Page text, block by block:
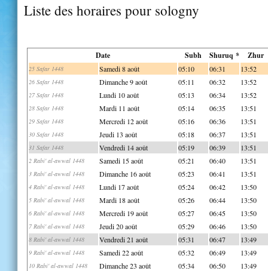
Liste des horaires pour sologny
Date Subh Shuruq * Zhur
25 Safar 1448 Samedi 8 août 05:10 06:31 13:52
26 Safar 1448 Dimanche 9 août 05:11 06:32 13:52
27 Safar 1448 Lundi 10 août 05:13 06:34 13:52
28 Safar 1448 Mardi 11 août 05:14 06:35 13:51
29 Safar 1448 Mercredi 12 août 05:16 06:36 13:51
30 Safar 1448 Jeudi 13 août 05:18 06:37 13:51
31 Safar 1448 Vendredi 14 août 05:19 06:39 13:51
2 Rabi' al-awwal 1448 Samedi 15 août 05:21 06:40 13:51
3 Rabi' al-awwal 1448 Dimanche 16 août 05:23 06:41 13:51
4 Rabi' al-awwal 1448 Lundi 17 août 05:24 06:42 13:50
5 Rabi' al-awwal 1448 Mardi 18 août 05:26 06:44 13:50
6 Rabi' al-awwal 1448 Mercredi 19 août 05:27 06:45 13:50
7 Rabi' al-awwal 1448 Jeudi 20 août 05:29 06:46 13:50
8 Rabi' al-awwal 1448 Vendredi 21 août 05:31 06:47 13:49
9 Rabi' al-awwal 1448 Samedi 22 août 05:32 06:49 13:49
10 Rabi' al-awwal 1448 Dimanche 23 août 05:34 06:50 13:49